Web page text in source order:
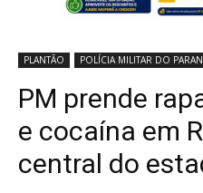
PLANTÃO POLÍCIA MILITAR DO
PM prende
e cocaína em
central do